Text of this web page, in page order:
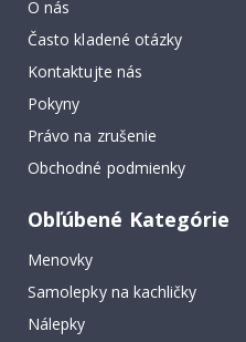
O nás
Často kladené otázky
Kontaktujte nás
Pokyny
Právo na zrušenie
Obchodné podmienky
Obľúbené Kategórie
Menovky
Samolepky na kachličky
Nálepky